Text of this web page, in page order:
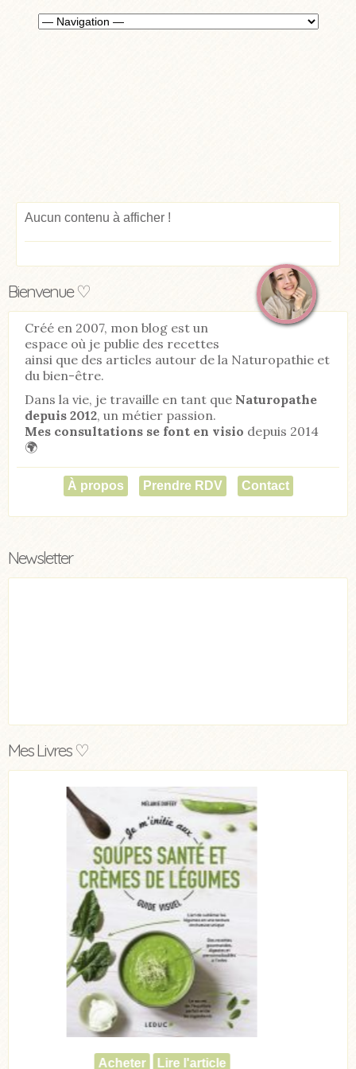
Aucun contenu à afficher !
Bienvenue ♡
Créé en 2007, mon blog est un
espace où je publie des recettes
ainsi que des articles autour de la Naturopathie et
du bien-être.
Dans la vie, je travaille en tant que Naturopathe
depuis 2012, un métier passion.
Mes consultations se font en visio depuis 2014
🌍
À propos Prendre RDV Contact
Newsletter
Mes Livres ♡
Acheter Lire l'article